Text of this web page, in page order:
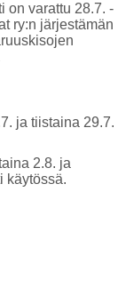
on varattu 28.7. -
ry:n järjestämän
ja tiistaina 29.7.
2.8. ja
käytössä.